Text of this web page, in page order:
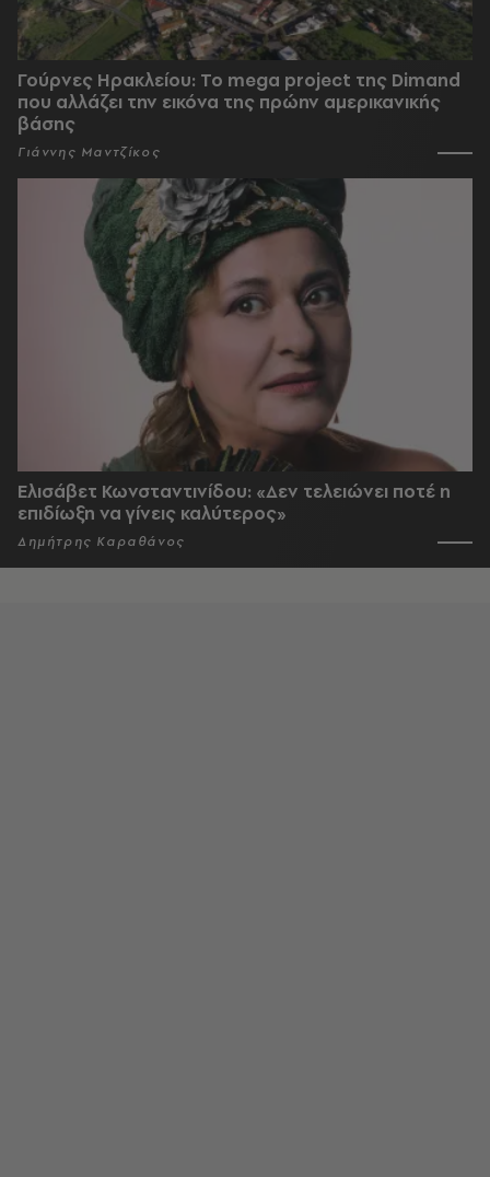
Γούρνες Ηρακλείου: To mega project της Dimand
που αλλάζει την εικόνα της πρώην αμερικανικής
βάσης
Γιάννης Μαντζίκος
Ελισάβετ Κωνσταντινίδου: «Δεν τελειώνει ποτέ η
επιδίωξη να γίνεις καλύτερος»
Δημήτρης Καραθάνος